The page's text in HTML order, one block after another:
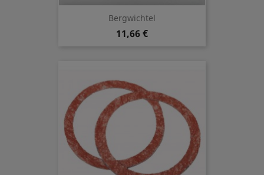
Bergwichtel
11,66 €